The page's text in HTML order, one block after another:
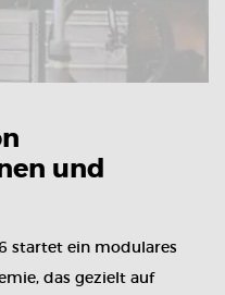
und
startet ein modulares
das gezielt auf